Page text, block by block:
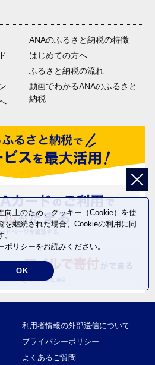
ANAのふるさと納税の特徴
はじめての方へ
ふるさと納税の流れ
動画でわかるANAのふるさと
納税
利用者情報の外部送信について
プライバシーポリシー
よくあるご質問
向上のため、クッキー（Cookie）を使
を継続された場合、Cookieの利用に同
ポリシーをお読みください。
OK